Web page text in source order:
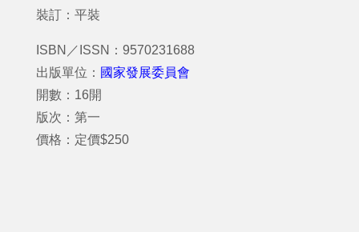
裝訂：平裝
ISBN／ISSN：9570231688
出版單位： 國家發展委員會
開數：16開
版次：第一
價格：定價$250